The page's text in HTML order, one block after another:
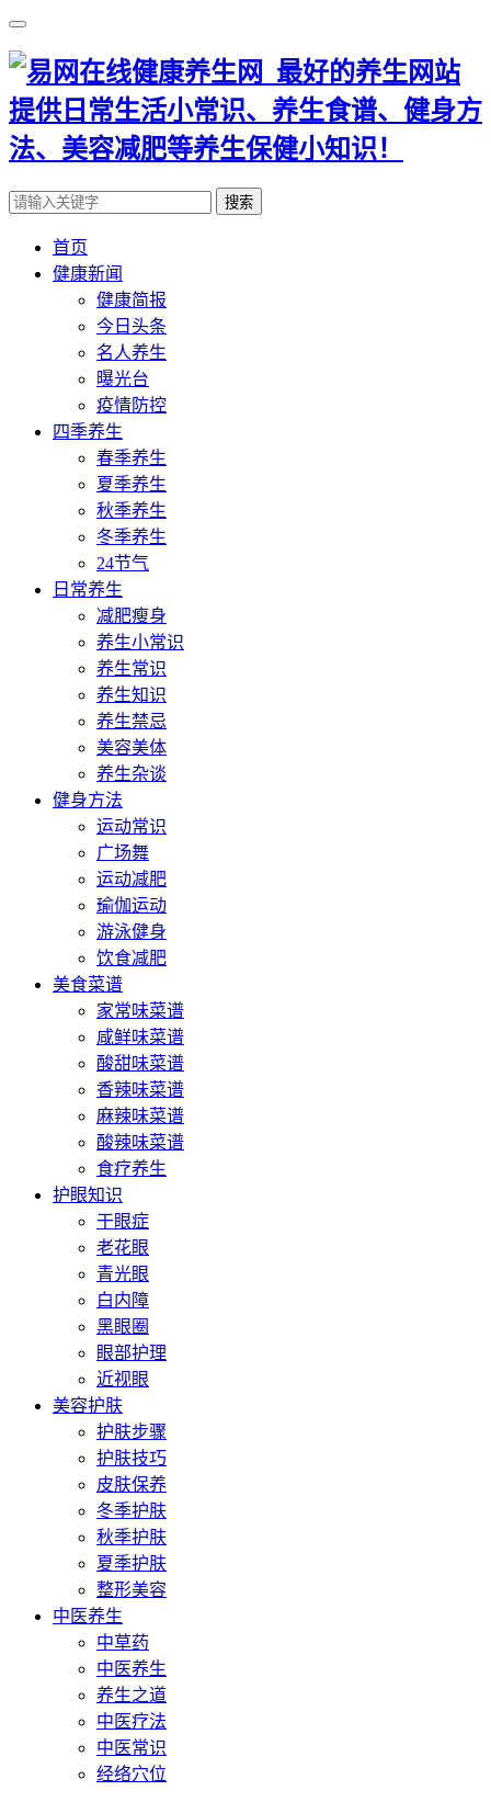
搜索
首页
健康新闻
健康简报
今日头条
名人养生
曝光台
疫情防控
四季养生
春季养生
夏季养生
秋季养生
冬季养生
24节气
日常养生
减肥瘦身
养生小常识
养生常识
养生知识
养生禁忌
美容美体
养生杂谈
健身方法
运动常识
广场舞
运动减肥
瑜伽运动
游泳健身
饮食减肥
美食菜谱
家常味菜谱
咸鲜味菜谱
酸甜味菜谱
香辣味菜谱
麻辣味菜谱
酸辣味菜谱
食疗养生
护眼知识
干眼症
老花眼
青光眼
白内障
黑眼圈
眼部护理
近视眼
美容护肤
护肤步骤
护肤技巧
皮肤保养
冬季护肤
秋季护肤
夏季护肤
整形美容
中医养生
中草药
中医养生
养生之道
中医疗法
中医常识
经络穴位